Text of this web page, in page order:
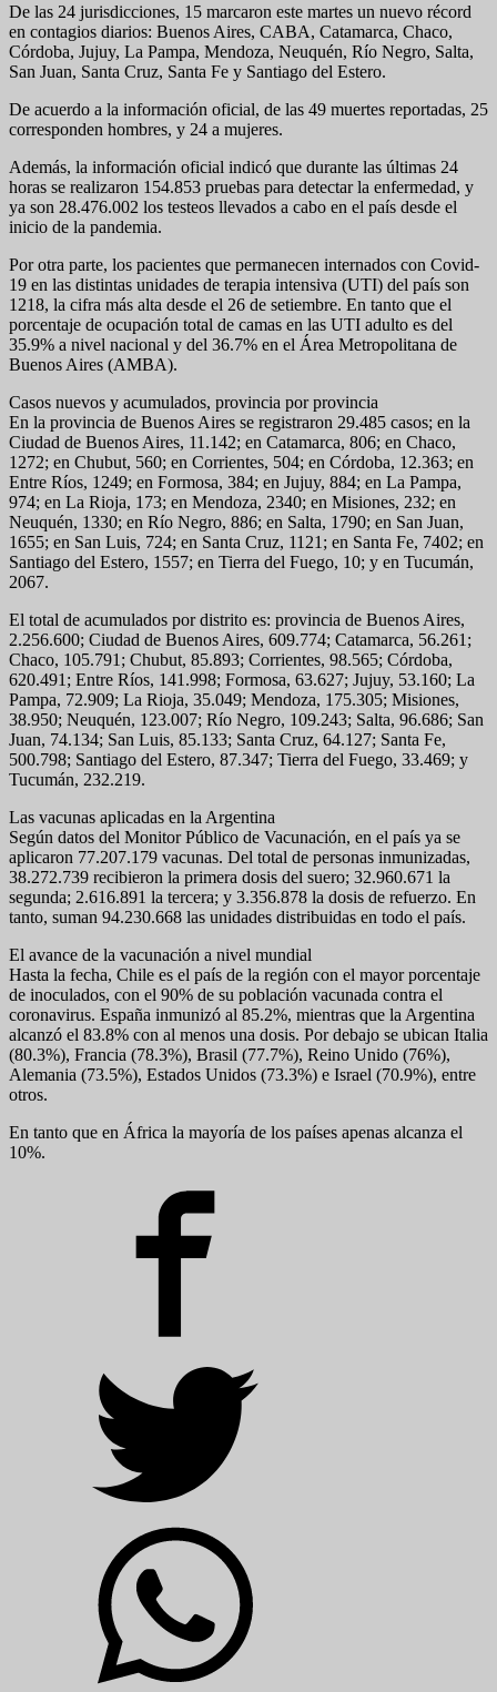
De las 24 jurisdicciones, 15 marcaron este martes un nuevo récord
en contagios diarios: Buenos Aires, CABA, Catamarca, Chaco,
Córdoba, Jujuy, La Pampa, Mendoza, Neuquén, Río Negro, Salta,
San Juan, Santa Cruz, Santa Fe y Santiago del Estero.
De acuerdo a la información oficial, de las 49 muertes reportadas, 25
corresponden hombres, y 24 a mujeres.
Además, la información oficial indicó que durante las últimas 24
horas se realizaron 154.853 pruebas para detectar la enfermedad, y
ya son 28.476.002 los testeos llevados a cabo en el país desde el
inicio de la pandemia.
Por otra parte, los pacientes que permanecen internados con Covid-
19 en las distintas unidades de terapia intensiva (UTI) del país son
1218, la cifra más alta desde el 26 de setiembre. En tanto que el
porcentaje de ocupación total de camas en las UTI adulto es del
35.9% a nivel nacional y del 36.7% en el Área Metropolitana de
Buenos Aires (AMBA).
Casos nuevos y acumulados, provincia por provincia
En la provincia de Buenos Aires se registraron 29.485 casos; en la
Ciudad de Buenos Aires, 11.142; en Catamarca, 806; en Chaco,
1272; en Chubut, 560; en Corrientes, 504; en Córdoba, 12.363; en
Entre Ríos, 1249; en Formosa, 384; en Jujuy, 884; en La Pampa,
974; en La Rioja, 173; en Mendoza, 2340; en Misiones, 232; en
Neuquén, 1330; en Río Negro, 886; en Salta, 1790; en San Juan,
1655; en San Luis, 724; en Santa Cruz, 1121; en Santa Fe, 7402; en
Santiago del Estero, 1557; en Tierra del Fuego, 10; y en Tucumán,
2067.
El total de acumulados por distrito es: provincia de Buenos Aires,
2.256.600; Ciudad de Buenos Aires, 609.774; Catamarca, 56.261;
Chaco, 105.791; Chubut, 85.893; Corrientes, 98.565; Córdoba,
620.491; Entre Ríos, 141.998; Formosa, 63.627; Jujuy, 53.160; La
Pampa, 72.909; La Rioja, 35.049; Mendoza, 175.305; Misiones,
38.950; Neuquén, 123.007; Río Negro, 109.243; Salta, 96.686; San
Juan, 74.134; San Luis, 85.133; Santa Cruz, 64.127; Santa Fe,
500.798; Santiago del Estero, 87.347; Tierra del Fuego, 33.469; y
Tucumán, 232.219.
Las vacunas aplicadas en la Argentina
Según datos del Monitor Público de Vacunación, en el país ya se
aplicaron 77.207.179 vacunas. Del total de personas inmunizadas,
38.272.739 recibieron la primera dosis del suero; 32.960.671 la
segunda; 2.616.891 la tercera; y 3.356.878 la dosis de refuerzo. En
tanto, suman 94.230.668 las unidades distribuidas en todo el país.
El avance de la vacunación a nivel mundial
Hasta la fecha, Chile es el país de la región con el mayor porcentaje
de inoculados, con el 90% de su población vacunada contra el
coronavirus. España inmunizó al 85.2%, mientras que la Argentina
alcanzó el 83.8% con al menos una dosis. Por debajo se ubican Italia
(80.3%), Francia (78.3%), Brasil (77.7%), Reino Unido (76%),
Alemania (73.5%), Estados Unidos (73.3%) e Israel (70.9%), entre
otros.
En tanto que en África la mayoría de los países apenas alcanza el
10%.